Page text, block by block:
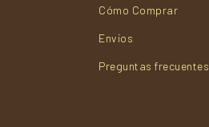
Cómo Comprar
Envios
Preguntas frecuentes